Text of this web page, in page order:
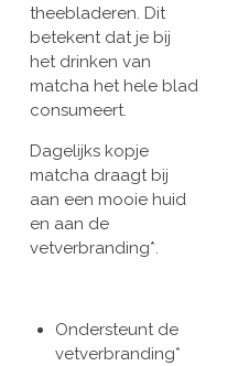
theebladeren. Dit
betekent dat je bij
het drinken van
matcha het hele blad
consumeert.
Dagelijks kopje
matcha draagt bij
aan een mooie huid
en aan de
vetverbranding*.
Ondersteunt de
vetverbranding*